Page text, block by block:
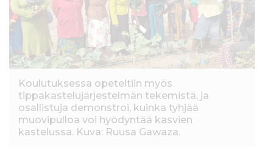
Koulutuksessa opeteltiin myös
tippakastelujärjestelmän tekemistä, ja
osallistuja demonstroi, kuinka tyhjää
muovipulloa voi hyödyntää kasvien
kastelussa. Kuva: Ruusa Gawaza.